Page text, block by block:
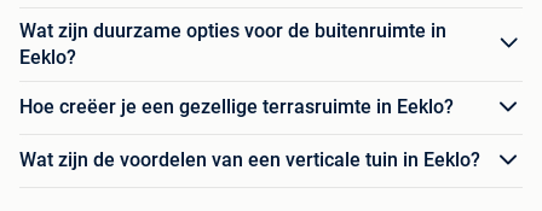
Wat zijn duurzame opties voor de buitenruimte in
Eeklo?
Hoe creëer je een gezellige terrasruimte in Eeklo?
Wat zijn de voordelen van een verticale tuin in Eeklo?